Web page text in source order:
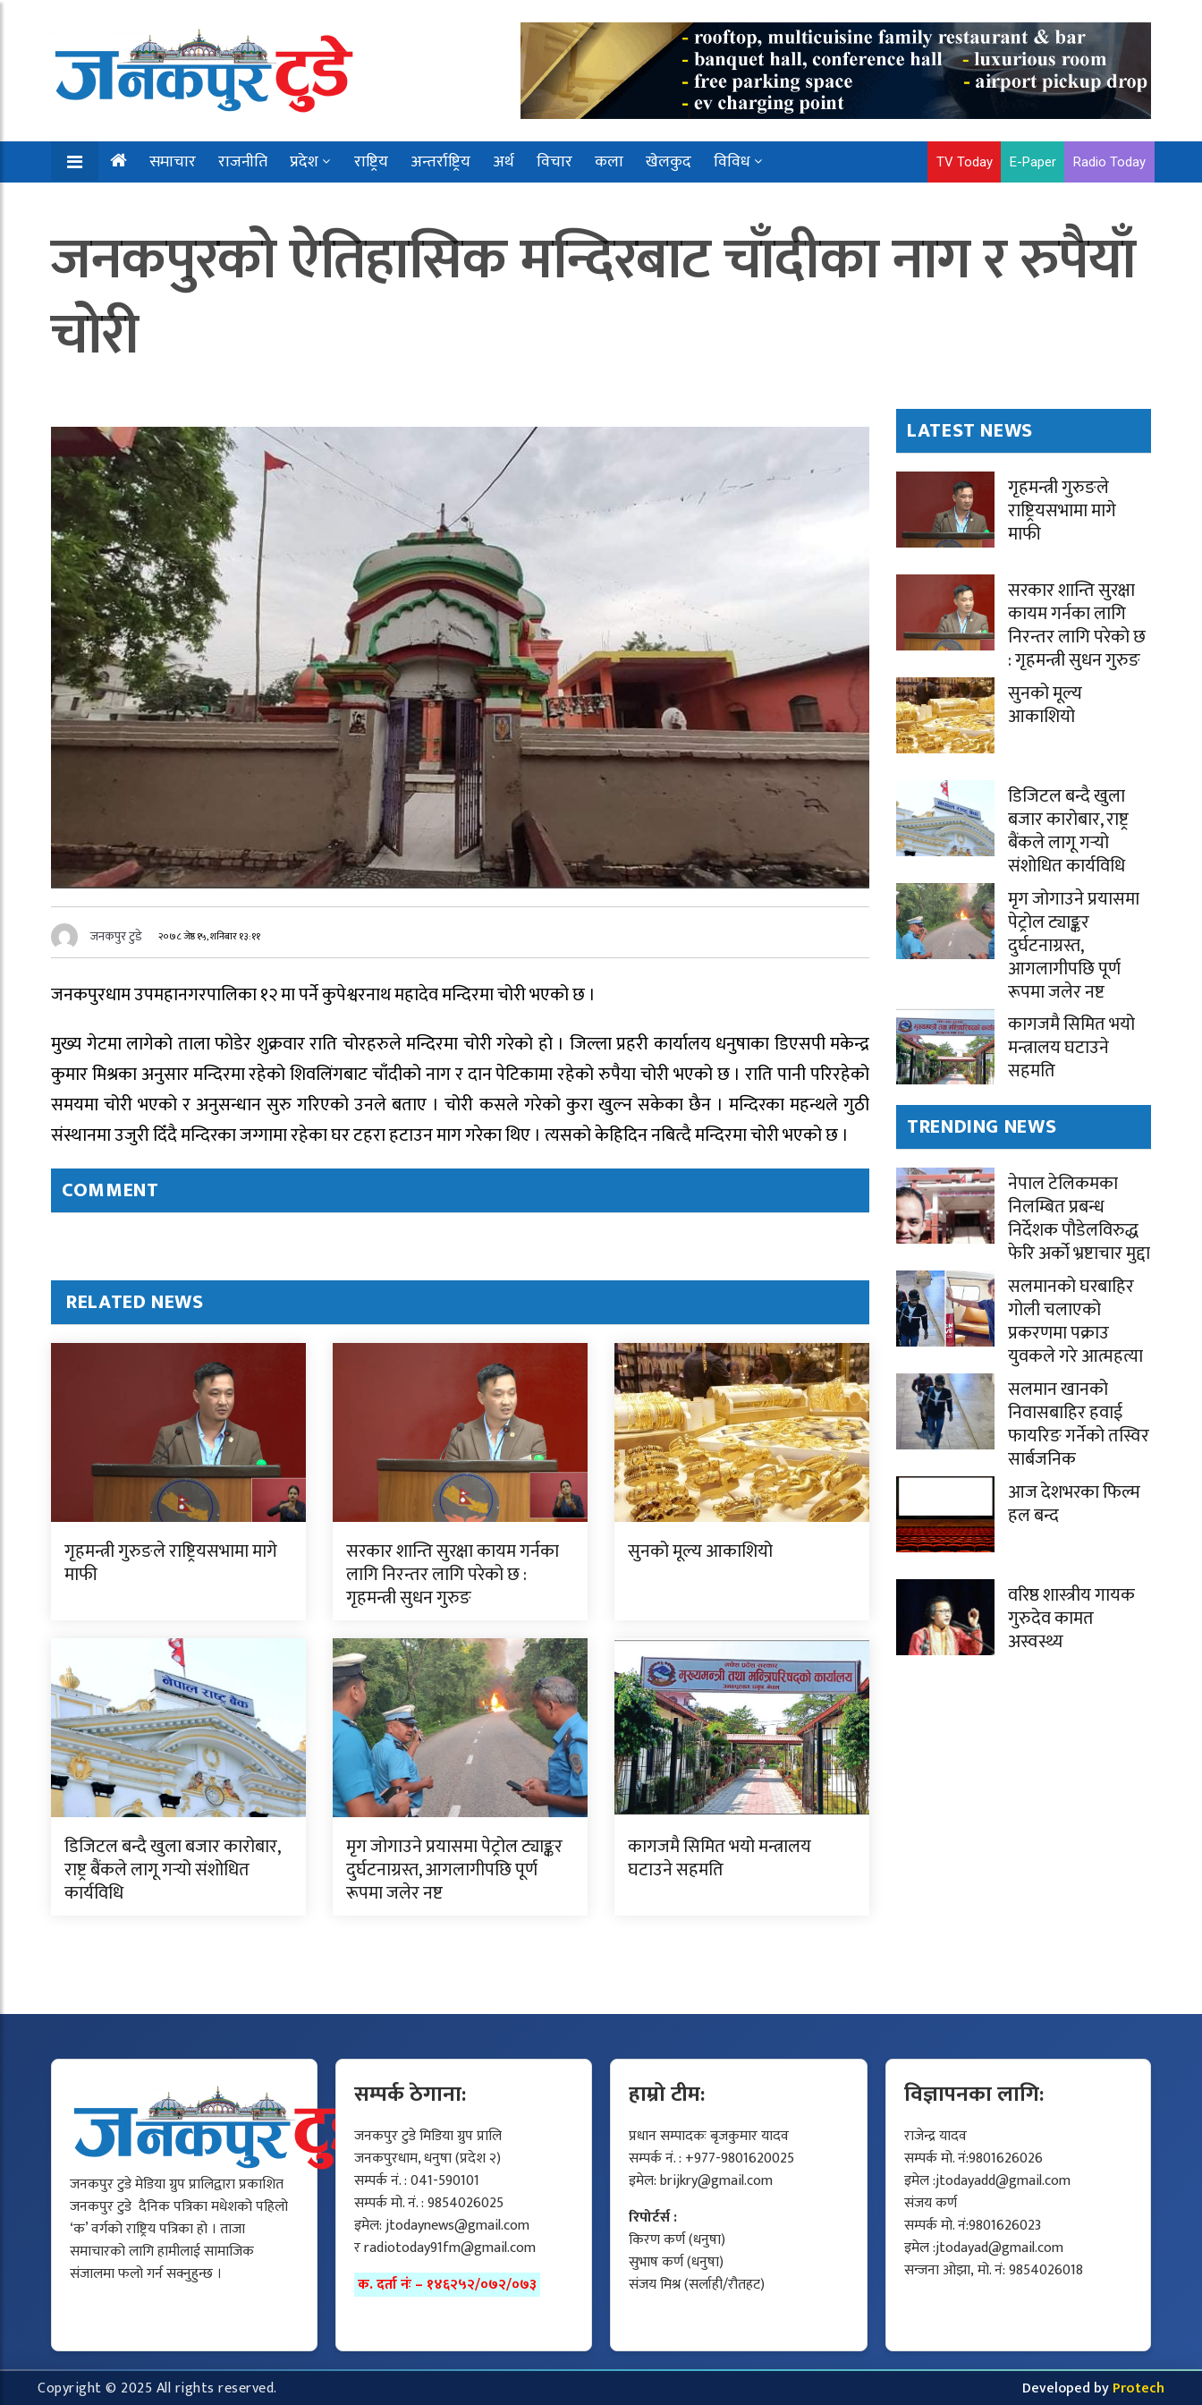
समाचार राजनीति प्रदेश राष्ट्रिय अन्तर्राष्ट्रिय अर्थ विचार कला खेलकुद विविध TV Today E-Paper Radio Today
जनकपुरको ऐतिहासिक मन्दिरबाट चाँदीका नाग र रुपैयाँ
चोरी
जनकपुर टुडे २०७८ जेष्ठ १५, शनिबार १३:११
जनकपुरधाम उपमहानगरपालिका १२ मा पर्ने कुपेश्वरनाथ महादेव मन्दिरमा चोरी भएको छ ।
मुख्य गेटमा लागेको ताला फोडेर शुक्रवार राति चोरहरुले मन्दिरमा चोरी गरेको हो । जिल्ला प्रहरी कार्यालय धनुषाका डिएसपी मकेन्द्र
कुमार मिश्रका अनुसार मन्दिरमा रहेको शिवलिंगबाट चाँदीको नाग र दान पेटिकामा रहेको रुपैया चोरी भएको छ । राति पानी परिरहेको
समयमा चोरी भएको र अनुसन्धान सुरु गरिएको उनले बताए । चोरी कसले गरेको कुरा खुल्न सकेका छैन । मन्दिरका महन्थले गुठी
संस्थानमा उजुरी दिँदै मन्दिरका जग्गामा रहेका घर टहरा हटाउन माग गरेका थिए । त्यसको केहिदिन नबित्दै मन्दिरमा चोरी भएको छ ।
COMMENT
RELATED NEWS
गृहमन्त्री गुरुङले राष्ट्रियसभामा मागे
माफी
सरकार शान्ति सुरक्षा कायम गर्नका
लागि निरन्तर लागि परेको छ :
गृहमन्त्री सुधन गुरुङ
सुनको मूल्य आकाशियो
डिजिटल बन्दै खुला बजार कारोबार,
राष्ट्र बैंकले लागू गर्‍यो संशोधित
कार्यविधि
मृग जोगाउने प्रयासमा पेट्रोल ट्याङ्कर
दुर्घटनाग्रस्त, आगलागीपछि पूर्ण
रूपमा जलेर नष्ट
कागजमै सिमित भयो मन्त्रालय
घटाउने सहमति
LATEST NEWS
गृहमन्त्री गुरुङले
राष्ट्रियसभामा मागे
माफी
सरकार शान्ति सुरक्षा
कायम गर्नका लागि
निरन्तर लागि परेको छ
: गृहमन्त्री सुधन गुरुङ
सुनको मूल्य
आकाशियो
डिजिटल बन्दै खुला
बजार कारोबार, राष्ट्र
बैंकले लागू गर्‍यो
संशोधित कार्यविधि
मृग जोगाउने प्रयासमा
पेट्रोल ट्याङ्कर
दुर्घटनाग्रस्त,
आगलागीपछि पूर्ण
रूपमा जलेर नष्ट
कागजमै सिमित भयो
मन्त्रालय घटाउने
सहमति
TRENDING NEWS
नेपाल टेलिकमका
निलम्बित प्रबन्ध
निर्देशक पौडेलविरुद्ध
फेरि अर्को भ्रष्टाचार मुद्दा
सलमानको घरबाहिर
गोली चलाएको
प्रकरणमा पक्राउ
युवकले गरे आत्महत्या
सलमान खानको
निवासबाहिर हवाई
फायरिङ गर्नेको तस्विर
सार्बजनिक
आज देशभरका फिल्म
हल बन्द
वरिष्ठ शास्त्रीय गायक
गुरुदेव कामत
अस्वस्थ्य
जनकपुर टुडे मेडिया ग्रुप प्रालिद्वारा प्रकाशित
जनकपुर टुडे दैनिक पत्रिका मधेशको पहिलो
‘क’ वर्गको राष्ट्रिय पत्रिका हो । ताजा
समाचारको लागि हामीलाई सामाजिक
संजालमा फलो गर्न सक्नुहुन्छ ।
सम्पर्क ठेगाना:
जनकपुर टुडे मिडिया ग्रुप प्रालि
जनकपुरधाम, धनुषा (प्रदेश २)
सम्पर्क नं. : 041-590101
सम्पर्क मो. नं. : 9854026025
इमेल:jtodaynews@gmail.com
रradiotoday91fm@gmail.com
क. दर्ता नंः – १४६२५२/०७२/०७३
हाम्रो टीम:
प्रधान सम्पादकः बृजकुमार यादव
सम्पर्क नं. : +977-9801620025
इमेल:brijkry@gmail.com
रिपोर्टर्स :
किरण कर्ण (धनुषा)
सुभाष कर्ण (धनुषा)
संजय मिश्र (सर्लाही/रौतहट)
विज्ञापनका लागि:
राजेन्द्र यादव
सम्पर्क मो. नं:9801626026
इमेल :jtodayadd@gmail.com
संजय कर्ण
सम्पर्क मो. नं:9801626023
इमेल :jtodayad@gmail.com
सन्जना ओझा, मो. नं: 9854026018
Copyright © 2025 All rights reserved. Developed byProtech